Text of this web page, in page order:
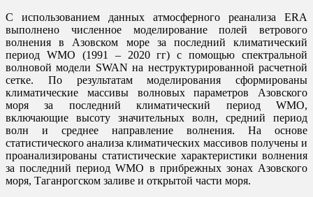
С использованием данных атмосферного реанализа ERA
выполнено численное моделирование полей ветрового
волнения в Азовском море за последний климатический
период WMO (1991 – 2020 гг) с помощью спектральной
волновой модели SWAN на неструктурированной расчетной
сетке. По результатам моделирования сформированы
климатические массивы волновых параметров Азовского
моря за последний климатический период WMO,
включающие высоту значительных волн, средний период
волн и среднее направление волнения. На основе
статистического анализа климатических массивов получены и
проанализированы статистические характеристики волнения
за последний период WMO в прибрежных зонах Азовского
моря, Таганрогском заливе и открытой части моря.